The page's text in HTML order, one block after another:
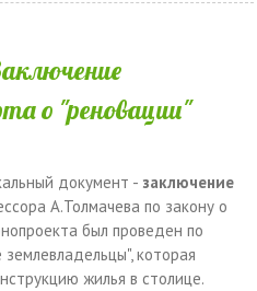
о "реновации"
документ - заключение
А.Толмачева по закону о
был проведен по
которая
жилья в столице.